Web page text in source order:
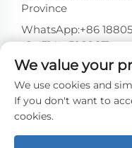
Province
WhatsApp:+86
+1（314）5989651
E-mail: [email
Karapatan sa
We value your
We use cookies and
If you don't want to
cookies.